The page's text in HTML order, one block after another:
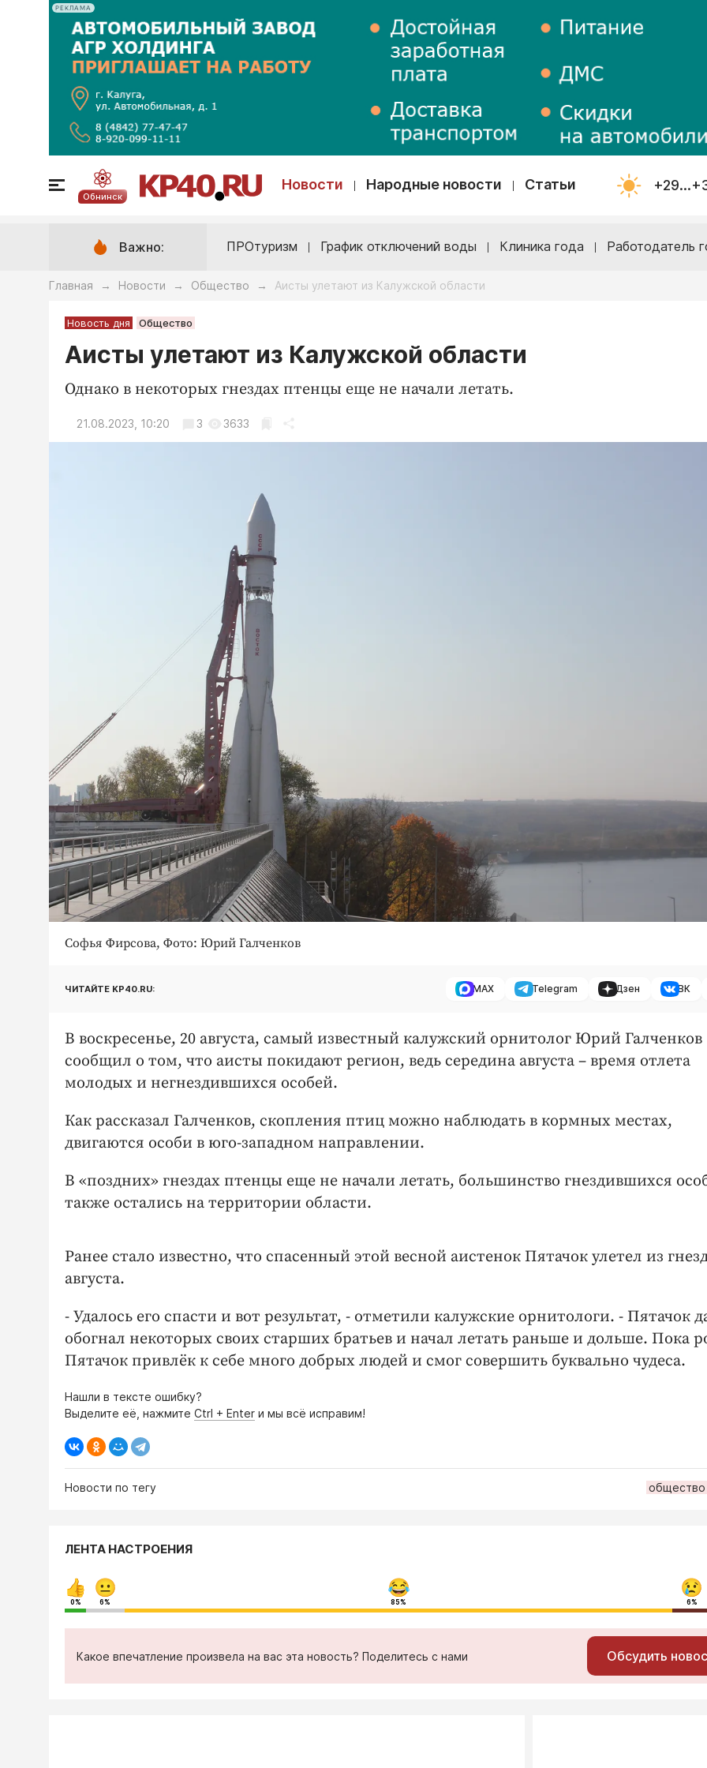
РЕКЛАМА
Обнинск
Новости Народные новости Статьи
Важно: ПРОтуризм График отключений воды Клиника года Работодатель
Главная → Новости → Общество → Аисты улетают из Калужской области
Новость дня Общество
Аисты улетают из Калужской области
Однако в некоторых гнездах птенцы еще не начали летать.
21.08.2023, 10:20 3 3633
Софья Фирсова, Фото: Юрий Галченков
ЧИТАЙТЕ KP40.RU: MAX Telegram Дзен ВК
В воскресенье, 20 августа, самый известный калужский орнитолог Юрий Галченков
сообщил о том, что аисты покидают регион, ведь середина августа – время отлета
молодых и негнездившихся особей.
Как рассказал Галченков, скопления птиц можно наблюдать в кормных местах,
двигаются особи в юго-западном направлении.
В «поздних» гнездах птенцы еще не начали летать, большинство гнездившихся
также остались на территории области.
Ранее стало известно, что спасенный этой весной аистенок Пятачок улетел из
августа.
- Удалось его спасти и вот результат, - отметили калужские орнитологи. - Пятачок
обогнал некоторых своих старших братьев и начал летать раньше и дольше. Пока
Пятачок привлёк к себе много добрых людей и смог совершить буквально чудеса.
Нашли в тексте ошибку?
Выделите её, нажмите Ctrl + Enter и мы всё исправим!
Новости по тегу общество
ЛЕНТА НАСТРОЕНИЯ
0% 6% 85% 6%
Какое впечатление произвела на вас эта новость? Поделитесь с нами Обсудить